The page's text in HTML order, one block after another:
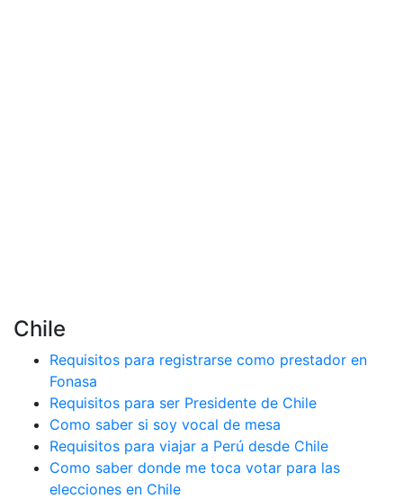
Chile
Requisitos para registrarse como prestador en
Fonasa
Requisitos para ser Presidente de Chile
Como saber si soy vocal de mesa
Requisitos para viajar a Perú desde Chile
Como saber donde me toca votar para las
elecciones en Chile